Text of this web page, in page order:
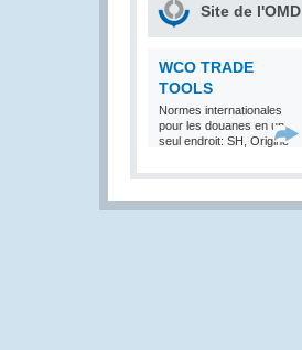
Site de l'OMD
WCO TRADE
TOOLS
Normes internationales
pour les douanes en un
seul endroit: SH, Origine